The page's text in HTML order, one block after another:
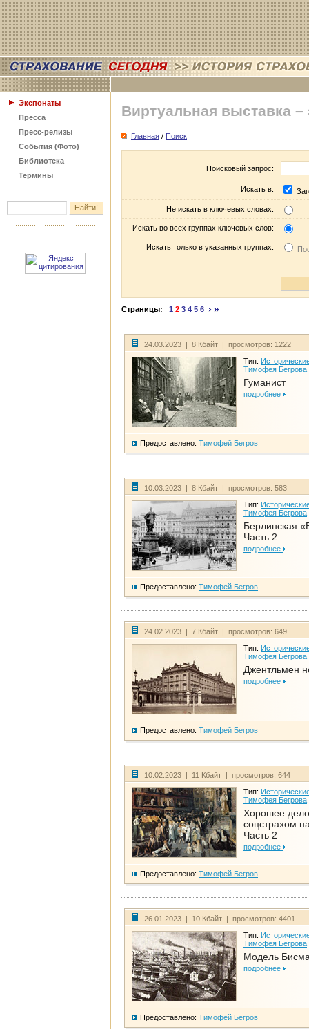
Экспонаты
Пресса
Пресс-релизы
События (Фото)
Библиотека
Термины
Виртуальная выставка –
Главная / Поиск
Поисковый запрос:
Искать в:
Не искать в ключевых словах:
Искать во всех группах ключевых слов:
Искать только в указанных группах:
Страницы: 1 2 3 4 5 6
24.03.2023 | 8 Кбайт | просмотров: 1222
Тип:
Тимофея Бегрова
Гуманист
подробнее
Предоставлено: Тимофей Бегров
10.03.2023 | 8 Кбайт | просмотров: 583
Тип:
Тимофея Бегрова
Берлинская
Часть 2
подробнее
Предоставлено: Тимофей Бегров
24.02.2023 | 7 Кбайт | просмотров: 649
Тип:
Тимофея Бегрова
Джентльмен
подробнее
Предоставлено: Тимофей Бегров
10.02.2023 | 11 Кбайт | просмотров: 644
Тип:
Тимофея Бегрова
Хорошее дело
соцстрахом
Часть 2
подробнее
Предоставлено: Тимофей Бегров
26.01.2023 | 10 Кбайт | просмотров: 4401
Тип:
Тимофея Бегрова
Модель
подробнее
Предоставлено: Тимофей Бегров